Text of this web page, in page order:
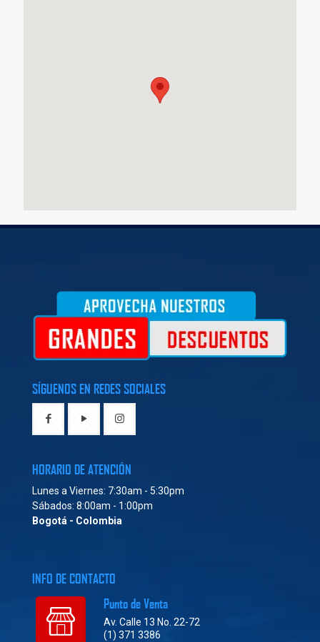
SÍGUENOS EN REDES SOCIALES
HORARIO DE ATENCIÓN
Lunes a Viernes: 7:30am - 5:30pm
Sábados: 8:00am - 1:00pm
Bogotá - Colombia
INFO DE CONTACTO
Punto de Venta
Av. Calle 13 No. 22-72
(1) 371 3386